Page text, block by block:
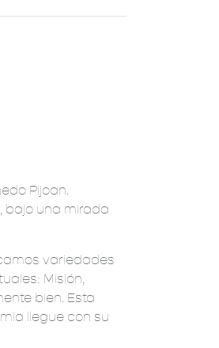
Pijoan.
bajo una mirada
variedades
Misión,
bien. Esta
llegue con su